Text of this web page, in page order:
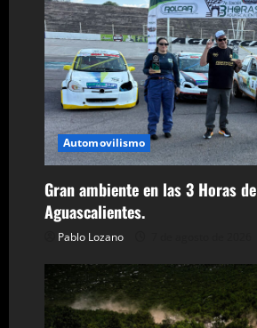
ó
n
d
e
e
n
t
r
Automovilismo
Gran ambiente en las 3 Horas de
Aguascalientes.
Pablo Lozano